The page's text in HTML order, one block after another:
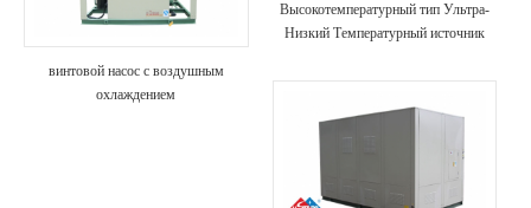
винтовой насос с воздушным
охлаждением
Высокотемпературный тип Ультра-
Низкий Температурный источник